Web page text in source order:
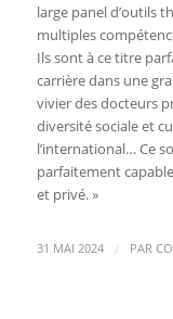
large panel d’outils
multiples
Ils sont à ce titre
carrière dans une
vivier des docteurs
diversité sociale et
l’international… Ce
parfaitement
et privé. »
31 MAI 2024 / PAR